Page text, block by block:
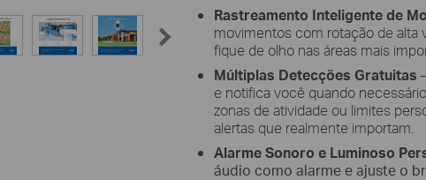
Rastreamento Inteligente de
movimentos com rotação de alta
fique de olho nas áreas mais
Múltiplas Detecções Gratuitas
e notifica você quando
zonas de atividade ou limites
alertas que realmente importam.
Alarme Sonoro e Luminoso
áudio como alarme e ajuste o